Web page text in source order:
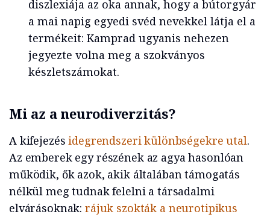
diszlexiája az oka annak, hogy a bútorgyár
a mai napig egyedi svéd nevekkel látja el a
termékeit: Kamprad ugyanis nehezen
jegyezte volna meg a szokványos
készletszámokat.
Mi az a neurodiverzitás?
A kifejezésidegrendszeri különbségekre utal.
Az emberek egy részének az agya hasonlóan
működik, ők azok, akik általában támogatás
nélkül meg tudnak felelni a társadalmi
elvárásoknak: rájuk szokták a neurotipikus